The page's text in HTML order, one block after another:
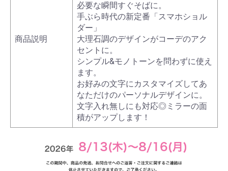
商品説明
必要な瞬間すぐそばに。
手ぶら時代の新定番「スマホショル
ダー」
大理石調のデザインがコーデのアク
セントに。
シンプル&モノトーンを問わずに使え
ます。
お好みの文字にカスタマイズしてあ
なただけのパーソナルデザインに。
文字入れ無しにも対応◎ミラーの面
積がアップします！